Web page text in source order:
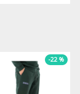
-22 %